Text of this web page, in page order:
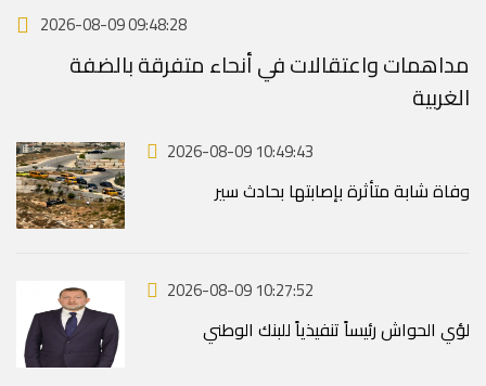
2026-08-09 09:48:28
مداهمات واعتقالات في أنحاء متفرقة بالضفة
الغربية
2026-08-09 10:49:43
وفاة شابة متأثرة بإصابتها بحادث سير
2026-08-09 10:27:52
لؤي الحواش رئيساً تنفيذياً للبنك الوطني